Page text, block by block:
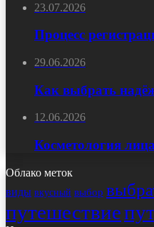
23.07.2026
Процесс
29.06.2026
Как выбрать
12.06.2026
Косметология
Облако меток
виды вкусный выбор
путешествие